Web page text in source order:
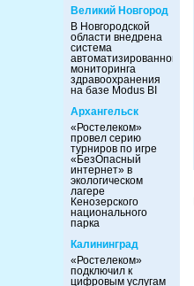
Великий Новгород
В Новгородской
области внедрена
система
автоматизированного
мониторинга
здравоохранения
на базе Modus BI
Архангельск
«Ростелеком»
провел серию
турниров по игре
«БезОпасный
интернет» в
экологическом
лагере
Кенозерского
национального
парка
Калининград
«Ростелеком»
подключил к
цифровым услугам